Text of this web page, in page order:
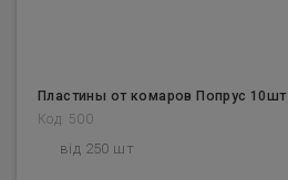
Пластины от комаров Попрус 10шт
Код: 500
від 250 шт